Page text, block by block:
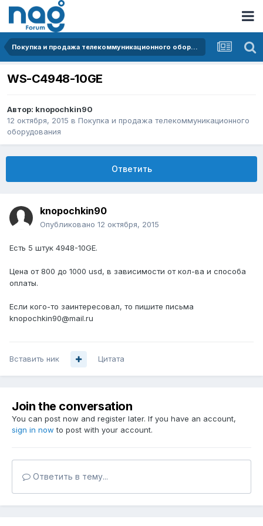
Покупка и продажа телекоммуникационного оборудования
WS-C4948-10GE
Автор: knopochkin90
12 октября, 2015 в Покупка и продажа телекоммуникационного
оборудования
Ответить
knopochkin90
Опубликовано 12 октября, 2015
Есть 5 штук 4948-10GE.
Цена от 800 до 1000 usd, в зависимости от кол-ва и способа
оплаты.
Если кого-то заинтересовал, то пишите письма
knopochkin90@mail.ru
Вставить ник Цитата
Join the conversation
You can post now and register later. If you have an account,
sign in now to post with your account.
Ответить в тему...